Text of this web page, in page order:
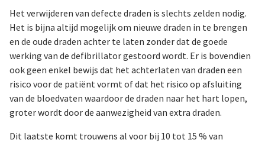
Het verwijderen van defecte draden is slechts zelden nodig.
Het is bijna altijd mogelijk om nieuwe draden in te brengen
en de oude draden achter te laten zonder dat de goede
werking van de defibrillator gestoord wordt. Er is bovendien
ook geen enkel bewijs dat het achterlaten van draden een
risico voor de patiënt vormt of dat het risico op afsluiting
van de bloedvaten waardoor de draden naar het hart lopen,
groter wordt door de aanwezigheid van extra draden.
Dit laatste komt trouwens al voor bij 10 tot 15 % van